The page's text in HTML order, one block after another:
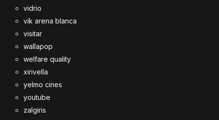
vidrio
vik arena blanca
visitar
wallapop
welfare quality
xirivella
yelmo cines
youtube
zalgiris